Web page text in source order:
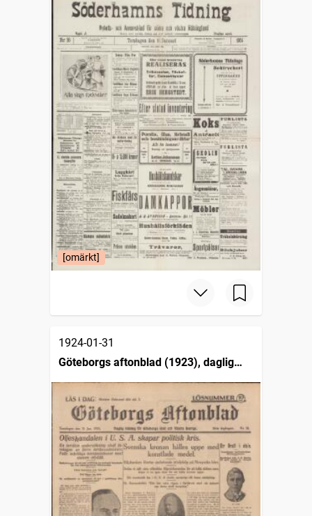
[omärkt]
1924-01-31
Göteborgs aftonblad (1923), daglig
tidning för Göteborgs stad och västra
Sverige